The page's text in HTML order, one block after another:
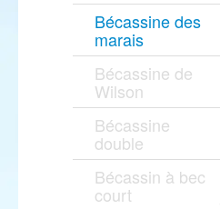
Bécassine des
marais
Bécassine de
Wilson
Bécassine
double
Bécassin à bec
court